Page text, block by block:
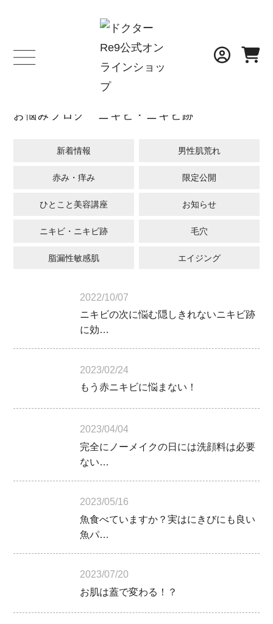
BLOG
お悩みブログ ニキビ・ニキビ跡
新着情報 男性肌荒れ
赤み・痒み 限定公開
ひとこと美容講座 お知らせ
ニキビ・ニキビ跡 毛穴
脂漏性敏感肌 エイジング
2022/10/07
ニキビの次に悩む隠しきれないニキビ跡
に効…
2023/02/24
もう赤ニキビに悩まない！
2023/04/04
完全にノーメイクの日には洗顔料は必要
ない…
2023/05/16
魚食べていますか？実はにきびにも良い
魚パ…
2023/07/20
お肌は蓋で変わる！？